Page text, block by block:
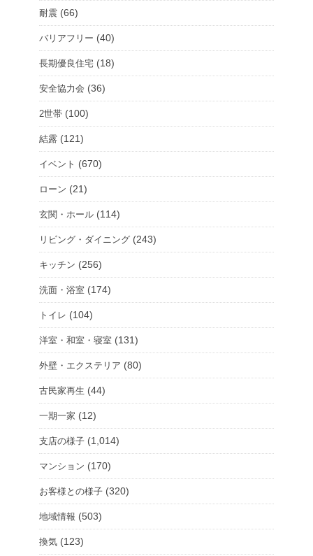
耐震 (66)
バリアフリー (40)
長期優良住宅 (18)
安全協力会 (36)
2世帯 (100)
結露 (121)
イベント (670)
ローン (21)
玄関・ホール (114)
リビング・ダイニング (243)
キッチン (256)
洗面・浴室 (174)
トイレ (104)
洋室・和室・寝室 (131)
外壁・エクステリア (80)
古民家再生 (44)
一期一家 (12)
支店の様子 (1,014)
マンション (170)
お客様との様子 (320)
地域情報 (503)
換気 (123)